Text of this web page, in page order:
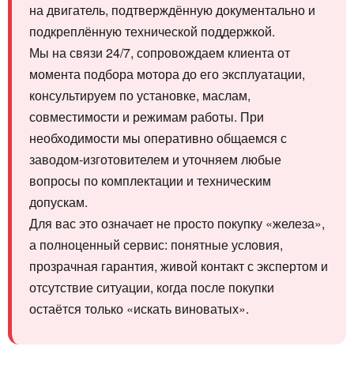
на двигатель, подтверждённую документально и
подкреплённую технической поддержкой.
Мы на связи 24/7, сопровождаем клиента от
момента подбора мотора до его эксплуатации,
консультируем по установке, маслам,
совместимости и режимам работы. При
необходимости мы оперативно общаемся с
заводом-изготовителем и уточняем любые
вопросы по комплектации и техническим
допускам.
Для вас это означает не просто покупку «железа»,
а полноценный сервис: понятные условия,
прозрачная гарантия, живой контакт с экспертом и
отсутствие ситуации, когда после покупки
остаётся только «искать виноватых».